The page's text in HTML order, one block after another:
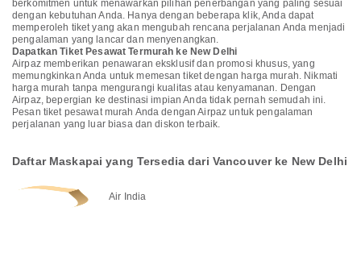
berkomitmen untuk menawarkan pilihan penerbangan yang paling sesuai
dengan kebutuhan Anda. Hanya dengan beberapa klik, Anda dapat
memperoleh tiket yang akan mengubah rencana perjalanan Anda menjadi
pengalaman yang lancar dan menyenangkan.
Dapatkan Tiket Pesawat Termurah ke New Delhi
Airpaz memberikan penawaran eksklusif dan promosi khusus, yang
memungkinkan Anda untuk memesan tiket dengan harga murah. Nikmati
harga murah tanpa mengurangi kualitas atau kenyamanan. Dengan
Airpaz, bepergian ke destinasi impian Anda tidak pernah semudah ini.
Pesan tiket pesawat murah Anda dengan Airpaz untuk pengalaman
perjalanan yang luar biasa dan diskon terbaik.
Daftar Maskapai yang Tersedia dari Vancouver ke New Delhi
Air India